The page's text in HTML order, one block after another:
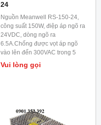
24
Nguồn Meanwell RS-150-24,
công suất 150W, điệp áp ngõ ra
24VDC, dòng ngõ ra
6.5A.Chống được vọt áp ngõ
vào lên đến 300VAC trong 5
giây.
Vui lòng gọi